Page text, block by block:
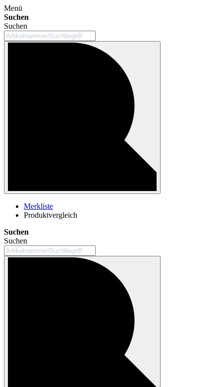
Menü
Suchen
Suchen
Merkliste
Produktvergleich
Suchen
Suchen